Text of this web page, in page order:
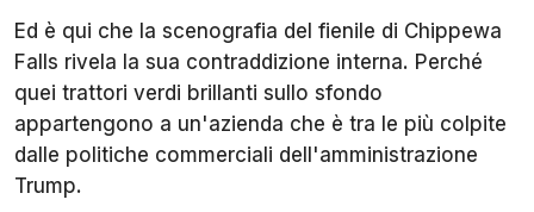
Ed è qui che la scenografia del fienile di Chippewa
Falls rivela la sua contraddizione interna. Perché
quei trattori verdi brillanti sullo sfondo
appartengono a un'azienda che è tra le più colpite
dalle politiche commerciali dell'amministrazione
Trump.